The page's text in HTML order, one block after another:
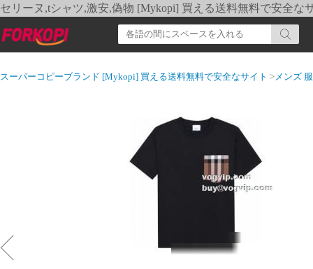
セリーヌ,tシャツ,激安,偽物 [Mykopi] 買える送料無料で安全な
スーパーコピーブランド [Mykopi] 買える送料無料で安全なサイト >メンズ 服